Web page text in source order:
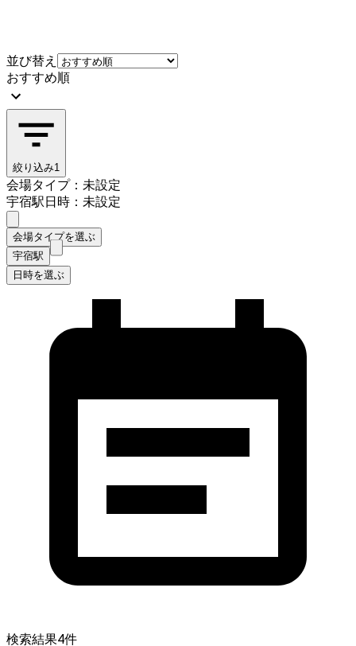
並び替え
おすすめ順
絞り込み1
会場タイプ：未設定
宇宿駅日時：未設定
会場タイプを選ぶ
宇宿駅
日時を選ぶ
検索結果4件